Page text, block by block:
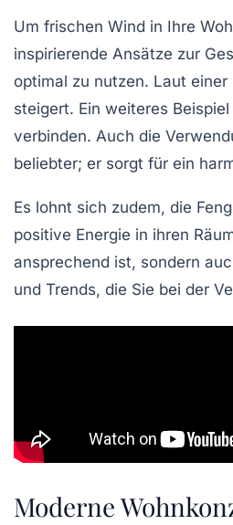
Um frischen Wind in Ihre
inspirierende Ansätze zur
optimal zu nutzen. Laut
steigert. Ein weiteres
verbinden. Auch die
beliebter; er sorgt für ein
Es lohnt sich zudem, die
positive Energie in ihren
ansprechend ist, sondern
und Trends, die Sie bei der
Moderne